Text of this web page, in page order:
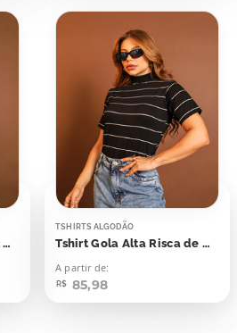
Tshirt Gola Alta Risca de Giz Rosa Bebê
TSHIRTS ALGODÃO
Tshirt Gola Alta Risca de Giz Preta
A partir de:
R$ 85,98